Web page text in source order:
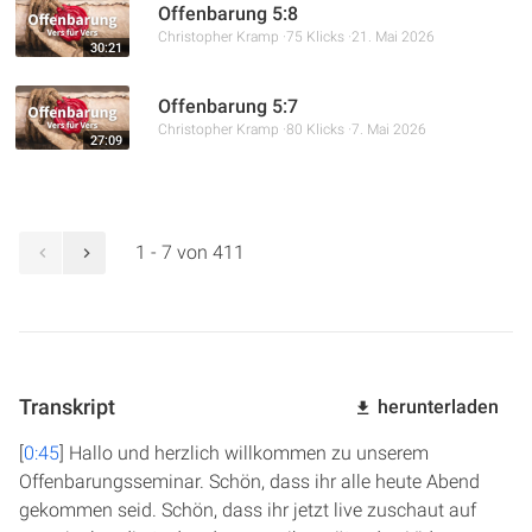
30:21
Offenbarung 5:8
Christopher Kramp 75 Klicks 21. Mai 2026
27:09
Offenbarung 5:7
Christopher Kramp 80 Klicks 7. Mai 2026
1 - 7 von 411
Transkript herunterladen
[0:45] Hallo und herzlich willkommen zu unserem
Offenbarungsseminar. Schön, dass ihr alle heute Abend
gekommen seid. Schön, dass ihr jetzt live zuschaut auf